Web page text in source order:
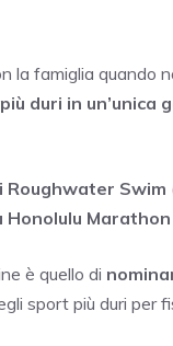
famiglia quando
duri in un’unica
Roughwater Swim
Honolulu Marathon
è quello di
sport più duri per